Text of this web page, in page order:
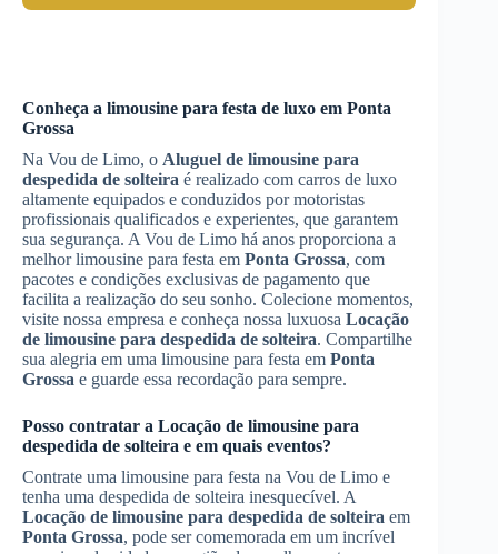
Conheça a limousine para festa de luxo em Ponta
Grossa
Na Vou de Limo, o Aluguel de limousine para
despedida de solteira é realizado com carros de luxo
altamente equipados e conduzidos por motoristas
profissionais qualificados e experientes, que garantem
sua segurança. A Vou de Limo há anos proporciona a
melhor limousine para festa em Ponta Grossa, com
pacotes e condições exclusivas de pagamento que
facilita a realização do seu sonho. Colecione momentos,
visite nossa empresa e conheça nossa luxuosa Locação
de limousine para despedida de solteira. Compartilhe
sua alegria em uma limousine para festa em Ponta
Grossa e guarde essa recordação para sempre.
Posso contratar a Locação de limousine para
despedida de solteira e em quais eventos?
Contrate uma limousine para festa na Vou de Limo e
tenha uma despedida de solteira inesquecível. A
Locação de limousine para despedida de solteira em
Ponta Grossa, pode ser comemorada em um incrível